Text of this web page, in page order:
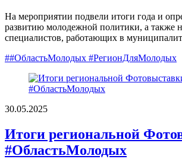
На мероприятии подвели итоги года и
развитию молодежной политики, а также
специалистов, работающих в
##ОбластьМолодых #РегионДляМолодых
30.05.2025
Итоги региональной
#ОбластьМолодых